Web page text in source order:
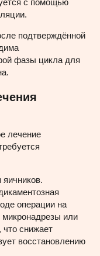
подтверждённой
фазы цикла для
лечение
яичников.
операции на
микронадрезы или
что снижает
восстановлению